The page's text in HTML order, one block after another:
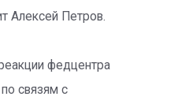
Алексей Петров.
федцентра
связям с